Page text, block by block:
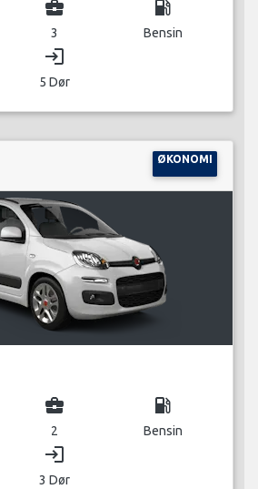
business_center
3
local_gas_station
Bensin
login
5 Dør
ØKONOMI
business_center
2
local_gas_station
Bensin
login
3 Dør